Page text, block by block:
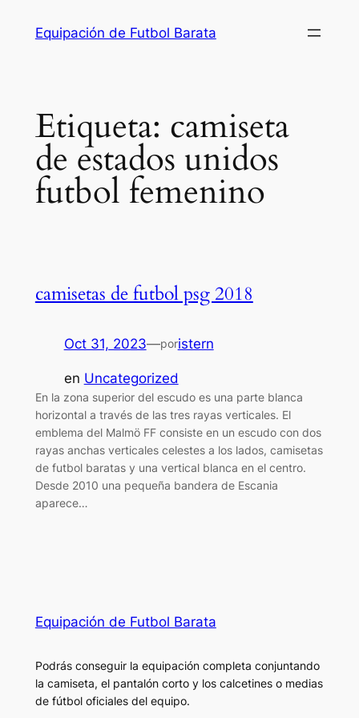
Equipación de Futbol Barata
Etiqueta: camiseta
de estados unidos
futbol femenino
camisetas de futbol psg 2018
Oct 31, 2023—poristern
en Uncategorized
En la zona superior del escudo es una parte blanca
horizontal a través de las tres rayas verticales. El
emblema del Malmö FF consiste en un escudo con dos
rayas anchas verticales celestes a los lados, camisetas
de futbol baratas y una vertical blanca en el centro.
Desde 2010 una pequeña bandera de Escania
aparece…
Equipación de Futbol Barata
Podrás conseguir la equipación completa conjuntando
la camiseta, el pantalón corto y los calcetines o medias
de fútbol oficiales del equipo.